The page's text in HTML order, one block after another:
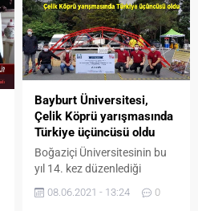
Bayburt Üniversitesi,
Çelik Köprü yarışmasında
Türkiye üçüncüsü oldu
Boğaziçi Üniversitesinin bu
yıl 14. kez düzenlediği
Yarışması’nda, Bayburt
08.06.2021 - 13:24 0